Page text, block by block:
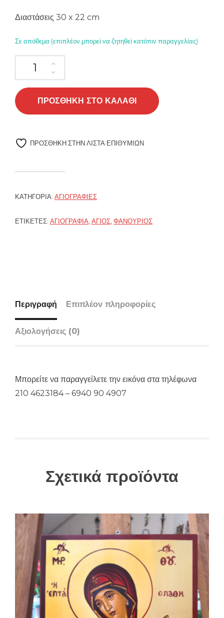
Διαστάσεις 30 x 22 cm
Σε απόθεμα (επιπλέον μπορεί να ζητηθεί κατόπιν παραγγελίας)
ΠΡΟΣΘΉΚΗ ΣΤΟ ΚΑΛΆΘΙ
ΠΡΌΣΘΉΚΗ ΣΤΗΝ ΛΊΣΤΑ ΕΠΙΘΥΜΙΏΝ
ΚΑΤΗΓΟΡΊΑ: ΑΓΙΟΓΡΑΦΊΕΣ
ΕΤΙΚΈΤΕΣ: ΑΓΙΟΓΡΑΦΊΑ,ΆΓΙΟΣ,ΦΑΝΟΎΡΙΟΣ
Περιγραφή Επιπλέον πληροφορίες
Αξιολογήσεις (0)
Μπορείτε να παραγγείλετε την εικόνα στα τηλέφωνα
210 4623184 – 6940 90 4907
Σχετικά προϊόντα